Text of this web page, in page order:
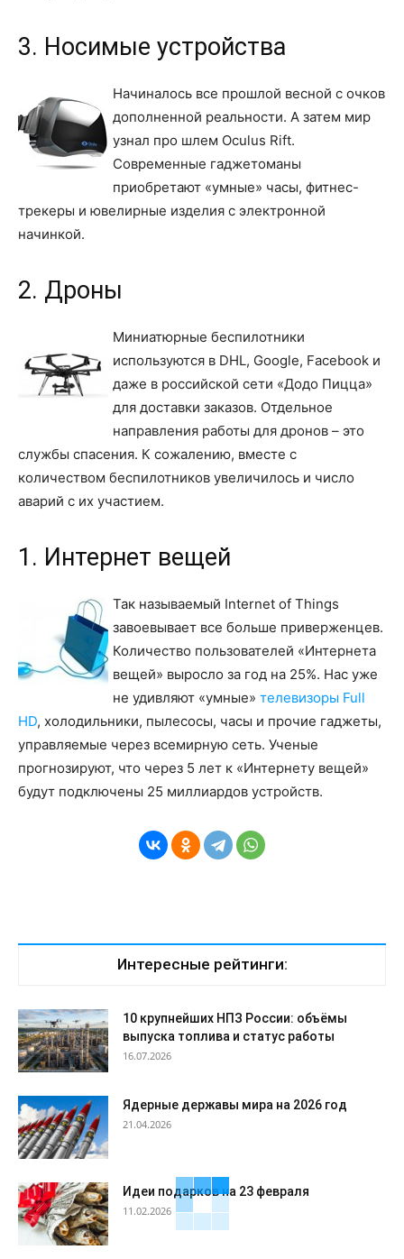
3. Носимые устройства
Начиналось все прошлой весной с очков
дополненной реальности. А затем мир
узнал про шлем Oculus Rift.
Современные гаджетоманы
приобретают «умные» часы, фитнес-
трекеры и ювелирные изделия с электронной
начинкой.
2. Дроны
Миниатюрные беспилотники
используются в DHL, Google, Facebook и
даже в российской сети «Додо Пицца»
для доставки заказов. Отдельное
направления работы для дронов – это
службы спасения. К сожалению, вместе с
количеством беспилотников увеличилось и число
аварий с их участием.
1. Интернет вещей
Так называемый Internet of Things
завоевывает все больше приверженцев.
Количество пользователей «Интернета
вещей» выросло за год на 25%. Нас уже
не удивляют «умные» телевизоры Full
HD, холодильники, пылесосы, часы и прочие гаджеты,
управляемые через всемирную сеть. Ученые
прогнозируют, что через 5 лет к «Интернету вещей»
будут подключены 25 миллиардов устройств.
Интересные рейтинги:
10 крупнейших НПЗ России: объёмы
выпуска топлива и статус работы
16.07.2026
Ядерные державы мира на 2026 год
21.04.2026
Идеи подарков на 23 февраля
11.02.2026